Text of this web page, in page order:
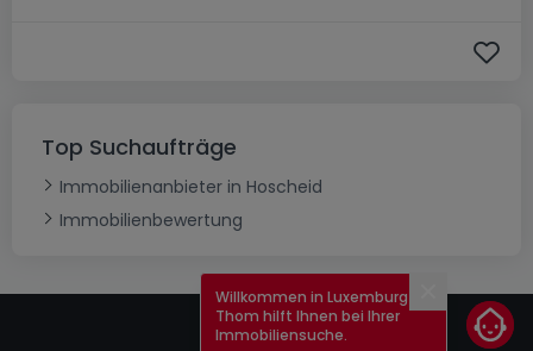
Top Suchaufträge
Immobilienanbieter in Hoscheid
Immobilienbewertung
Schließen
Willkommen in Luxemburg!
Thom hilft Ihnen bei Ihrer
Immobiliensuche.